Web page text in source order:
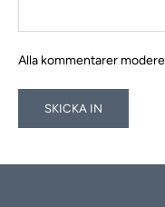
Alla kommentarer
SKICKA IN